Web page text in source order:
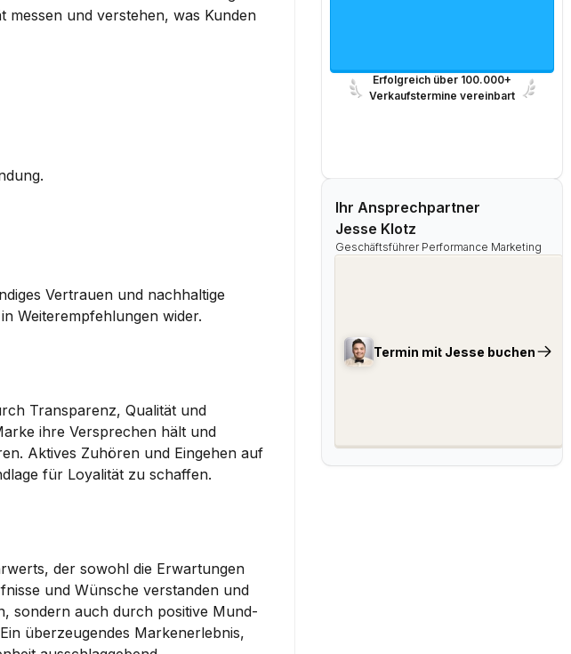
Erfolgreich über 100.000+
Verkaufstermine vereinbart
Ihr Ansprechpartner
Jesse Klotz
Geschäftsführer Performance Marketing
Termin mit Jesse buchen
messen und verstehen, was Kunden
Vertrauen und nachhaltige
Weiterempfehlungen wider.
Transparenz, Qualität und
ihre Versprechen hält und
Aktives Zuhören und Eingehen auf
für Loyalität zu schaffen.
der sowohl die Erwartungen
und Wünsche verstanden und
sondern auch durch positive Mund-
überzeugendes Markenerlebnis,